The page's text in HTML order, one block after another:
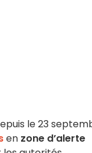
le 23
en zone d’alerte